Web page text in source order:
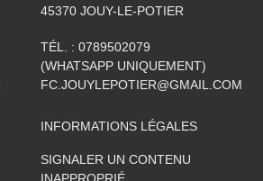
45370 JOUY-LE-POTIER
TÉL. : 0789502079
(WHATSAPP UNIQUEMENT)
FC.JOUYLEPOTIER@GMAIL.COM
INFORMATIONS LÉGALES
SIGNALER UN CONTENU